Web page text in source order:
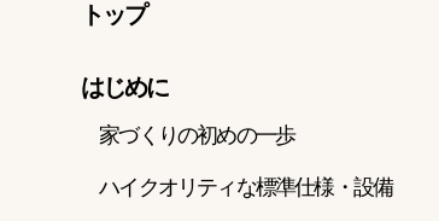
トップ
はじめに
家づくりの初めの一歩
ハイクオリティな標準仕様・設備